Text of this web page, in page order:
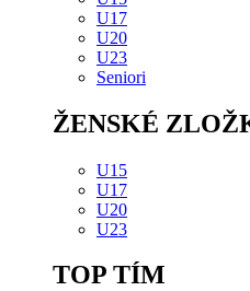
U17
U20
U23
Seniori
ŽENSKÉ
U15
U17
U20
U23
TOP TÍM